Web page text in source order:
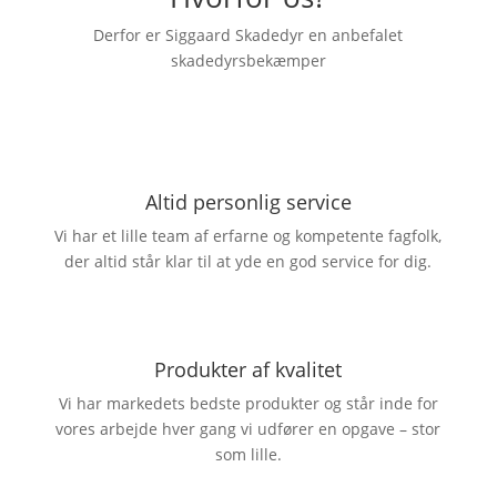
Derfor er Siggaard Skadedyr en anbefalet
skadedyrsbekæmper
Altid personlig service
Vi har et lille team af erfarne og kompetente fagfolk,
der altid står klar til at yde en god service for dig.
Produkter af kvalitet
Vi har markedets bedste produkter og står inde for
vores arbejde hver gang vi udfører en opgave – stor
som lille.